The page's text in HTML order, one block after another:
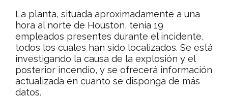
La planta, situada aproximadamente a una
hora al norte de Houston, tenía 19
empleados presentes durante el incidente,
todos los cuales han sido localizados. Se está
investigando la causa de la explosión y el
posterior incendio, y se ofrecerá información
actualizada en cuanto se disponga de más
datos.